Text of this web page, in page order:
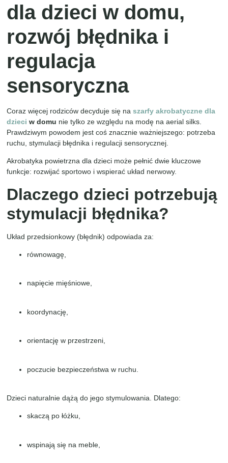
dla dzieci w domu,
rozwój błędnika i
regulacja
sensoryczna
Coraz więcej rodziców decyduje się naszarfy akrobatyczne dla
dzieci w domu nie tylko ze względu na modę na aerial silks.
Prawdziwym powodem jest coś znacznie ważniejszego: potrzeba
ruchu, stymulacji błędnika i regulacji sensorycznej.
Akrobatyka powietrzna dla dzieci może pełnić dwie kluczowe
funkcje: rozwijać sportowo i wspierać układ nerwowy.
Dlaczego dzieci potrzebują
stymulacji błędnika?
Układ przedsionkowy (błędnik) odpowiada za:
równowagę,
napięcie mięśniowe,
koordynację,
orientację w przestrzeni,
poczucie bezpieczeństwa w ruchu.
Dzieci naturalnie dążą do jego stymulowania. Dlatego:
skaczą po łóżku,
wspinają się na meble,